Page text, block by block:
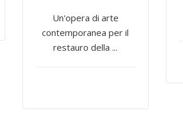
Un'opera di arte
contemporanea per il
restauro della ...